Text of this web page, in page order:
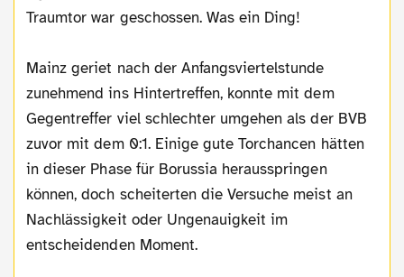
Traumtor war geschossen. Was ein Ding!
Mainz geriet nach der Anfangsviertelstunde
zunehmend ins Hintertreffen, konnte mit dem
Gegentreffer viel schlechter umgehen als der BVB
zuvor mit dem 0:1. Einige gute Torchancen hätten
in dieser Phase für Borussia herausspringen
können, doch scheiterten die Versuche meist an
Nachlässigkeit oder Ungenauigkeit im
entscheidenden Moment.